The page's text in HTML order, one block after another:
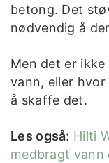
betong. Det
nødvendig å
Men det er
vann, eller
å skaffe det.
Les også: Hilti
medbragt vann